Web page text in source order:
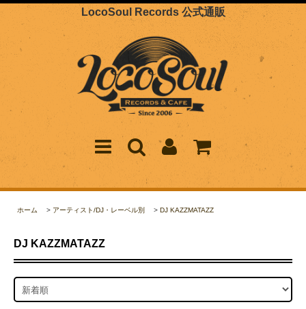
LocoSoul Records 公式通販
ホーム > アーティスト/DJ・レーベル別 > DJ KAZZMATAZZ
DJ KAZZMATAZZ